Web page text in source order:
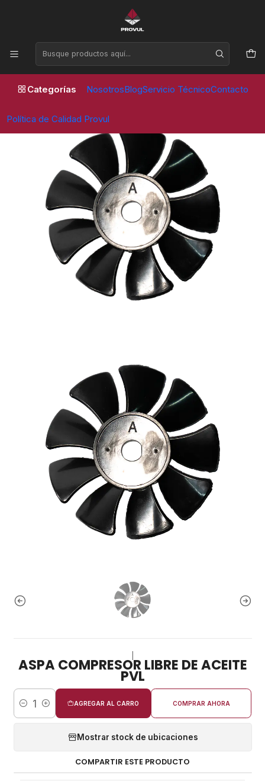
Categorías NosotrosBlogServicio TécnicoContacto
Política de Calidad Provul
Horario de atención Lunes a Viernes de 09:00 a 17:30 horas
Inicio Compresores
ASPA COMPRESOR LIBRE DE ACEITE
PVL
Cantidad
AGREGAR AL CARRO COMPRAR AHORA
Mostrar stock de ubicaciones
COMPARTIR ESTE PRODUCTO